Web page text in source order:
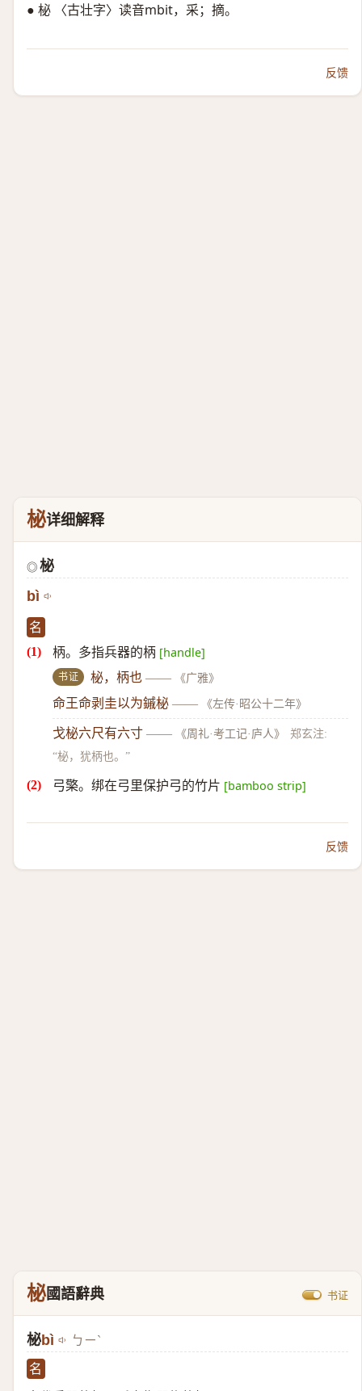
● 柲 〈古壮字〉读音mbit，采；摘。
反馈
柲详细解释
◎ 柲
bì
名
柄。多指兵器的柄 [handle]
书证 柲，柄也 —— 《广雅》
命王命剥圭以为鏚柲 —— 《左传·昭公十二年》
戈柲六尺有六寸 —— 《周礼·考工记·庐人》
郑玄注:
“柲，犹柄也。”
弓檠。绑在弓里保护弓的竹片 [bamboo strip]
反馈
柲國語辭典 书证
柲bì ㄅㄧˋ
名